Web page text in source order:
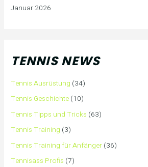
Januar 2026
TENNIS NEWS
Tennis Ausrüstung (34)
Tennis Geschichte (10)
Tennis Tipps und Tricks (63)
Tennis Training (3)
Tennis Training für Anfänger (36)
Tennisass Profis (7)